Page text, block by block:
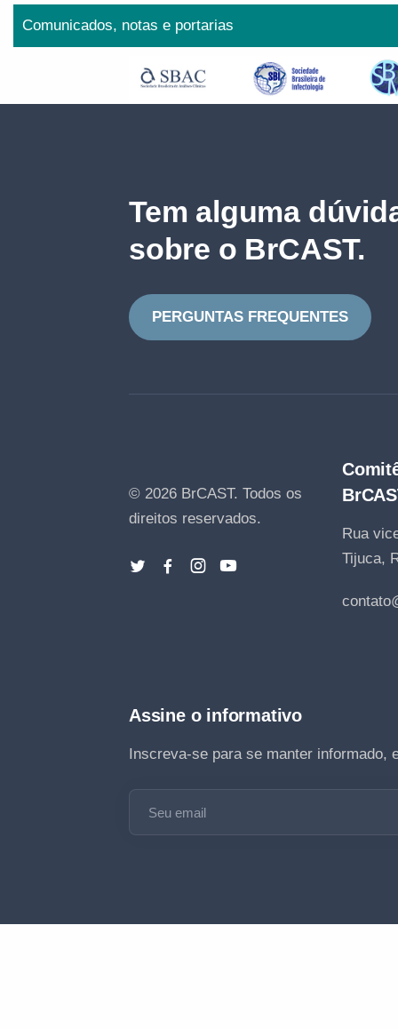
Comunicados, notas e portarias
Tem alguma
sobre o BrCAST.
PERGUNTAS FREQUENTES
© 2026 BrCAST. Todos os
direitos reservados.
Rua
Tijuca,
Assine o informativo
Inscreva-se para se manter
Seu email